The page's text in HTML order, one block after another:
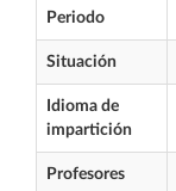
Periodo
Situación
Idioma de
impartición
Profesores